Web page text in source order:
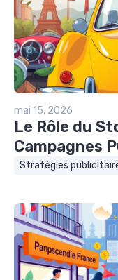
mai 15, 2026
Le Rôle du
Campagnes
Stratégies